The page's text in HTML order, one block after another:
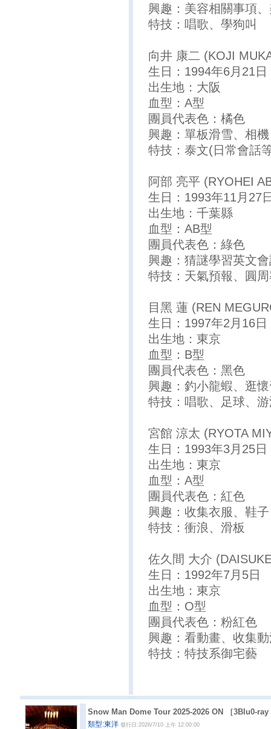
興趣：美容相關事項
特技：唱歌、學狗叫
向井 康二 (KOJI
生日：1994年6月21日
出生地：大阪
血型：A型
團員代表色：橘色
興趣：單板滑雪、相機
特技：泰文(日常會話
阿部 亮平 (RYOHEI
生日：1993年11月27
出生地：千葉縣
血型：AB型
團員代表色：綠色
興趣：猜謎學習英文
特技：天氣預報、圓
目黑 蓮 (REN
生日：1997年2月16日
出生地：東京
血型：B型
團員代表色：黑色
興趣：釣小龍蝦、逛
特技：唱歌、足球、
宮館 涼太 (RYOTA
生日：1993年3月25日
出生地：東京
血型：A型
團員代表色：紅色
興趣：收集衣服、鞋子
特技：衝浪、滑板
佐久間 大介
生日：1992年7月5日
出生地：東京
血型：O型
團員代表色：粉紅色
興趣：看動畫、收集
特技：特技系御宅藝
Snow Man Dome Tour 2025-2026 ON ［3Blu0-
類型:東洋發行日:2026/7/10 上午 12:00:00